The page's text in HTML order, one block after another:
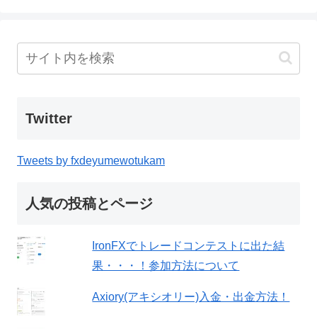
Twitter
Tweets by fxdeyumewotukam
人気の投稿とページ
IronFXでトレードコンテストに出た結
果・・・！参加方法について
Axiory(アキシオリー)入金・出金方法！